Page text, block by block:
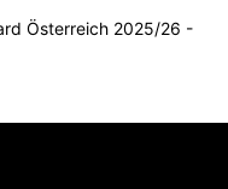
Österreich 2025/26 -